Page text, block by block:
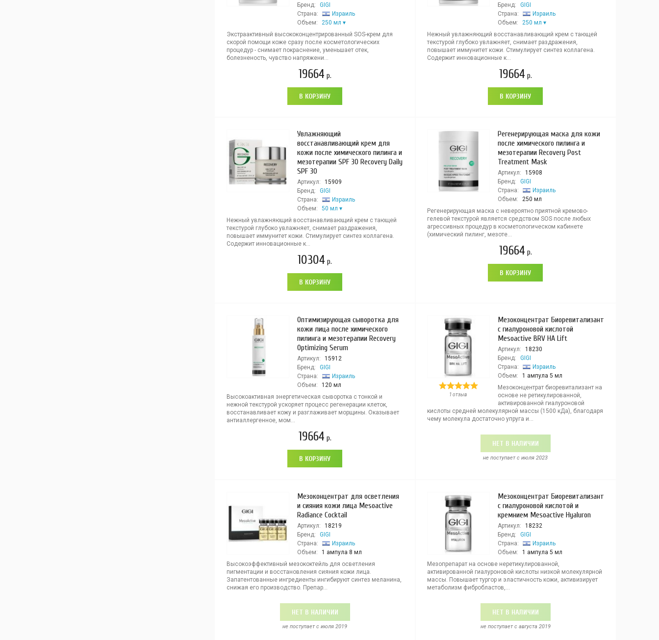
Бренд:
GIGI
Страна:
Израиль
Объем:
250 мл
Экстраактивный высококонцентрированный SOS-крем для
скорой помощи коже сразу после косметологических
процедур - снимает покраснение, уменьшает отек,
болезненость, чувство напряжени...
19664 р.
В КОРЗИНУ
Бренд:
GIGI
Страна:
Израиль
Объем:
250 мл
Нежный увлажняющий восстанавливающий крем с тающей
текстурой глубоко увлажняет, снимает раздражения,
повышает иммунитет кожи. Стимулирует синтез коллагена.
Содержит инновационные к...
19664 р.
В КОРЗИНУ
Увлажняющий
восстанавливающий крем для
кожи после химического пилинга и
мезотерапии SPF 30 Recovery Daily
SPF 30
Артикул:
15909
Бренд:
GIGI
Страна:
Израиль
Объем:
50 мл
Нежный увлажняющий восстанавливающий крем с тающей
текстурой глубоко увлажняет, снимает раздражения,
повышает иммунитет кожи. Стимулирует синтез коллагена.
Содержит инновационные к...
10304 р.
В КОРЗИНУ
Регенерирующая маска для кожи
после химического пилинга и
мезотерапии Recovery Post
Treatment Mask
Артикул:
15908
Бренд:
GIGI
Страна:
Израиль
Объем:
250 мл
Регенерирующая маска с невероятно приятной кремово-
гелевой текстурой является средством SOS после любых
агрессивных процедур в косметологическом кабинете
(химический пилинг, мезоте...
19664 р.
В КОРЗИНУ
Оптимизирующая сыворотка для
кожи лица после химического
пилинга и мезотерапии Recovery
Optimizing Serum
Артикул:
15912
Бренд:
GIGI
Страна:
Израиль
Объем:
120 мл
Высокоактивная энергетическая сыворотка с тонкой и
нежной текстурой ускоряет процесс регенерации клеток,
восстанавливает кожу и разглаживает морщины. Оказывает
антиаллергенное, мом...
19664 р.
В КОРЗИНУ
1 отзыв
Мезоконцентрат Биоревитализант
с гиалуроновой кислотой
Mesoactive BRV HA Lift
Артикул:
18230
Бренд:
GIGI
Страна:
Израиль
Объем:
1 ампула 5 мл
Мезоконцентрат биоревитализант на
основе не ретикулированной,
активированной гиалуроновой
кислоты средней молекулярной массы (1500 кДа), благодаря
чему молекула достаточно упруга и...
НЕТ В НАЛИЧИИ
не поступает c июля 2023
Мезоконцентрат для осветления
и сияния кожи лица Mesoactive
Radiance Cocktail
Артикул:
18219
Бренд:
GIGI
Страна:
Израиль
Объем:
1 ампула 8 мл
Высокоэффективный мезококтейль для осветления
пигментации и восстановления сияния кожи лица.
Запатентованные ингредиенты ингибируют синтез меланина,
снижая его производство. Препар...
НЕТ В НАЛИЧИИ
не поступает c июля 2019
Мезоконцентрат Биоревитализант
с гиалуроновой кислотой и
кремнием Mesoactive Hyaluron
Артикул:
18232
Бренд:
GIGI
Страна:
Израиль
Объем:
1 ампула 5 мл
Мезопрепарат на основе неретикулированной,
активированной гиалуроновой кислоты низкой молекулярной
массы. Повышает тургор и эластичность кожи, активизирует
метаболизм фибробластов,...
НЕТ В НАЛИЧИИ
не поступает c августа 2019